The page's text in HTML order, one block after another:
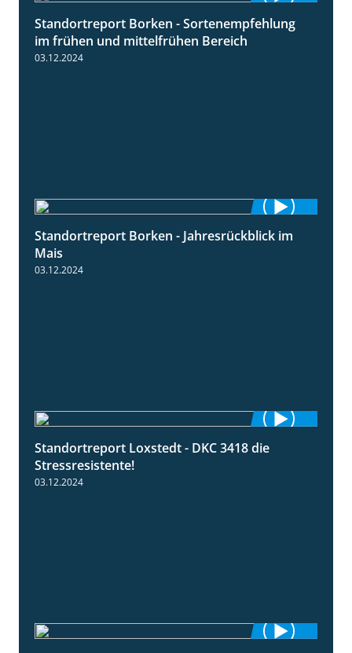
7:53
Standortreport Borken - Sortenempfehlung
im frühen und mittelfrühen Bereich
03.12.2024
4:26
Standortreport Borken - Jahresrückblick im
Mais
03.12.2024
1:04
Standortreport Loxstedt - DKC 3418 die
Stressresistente!
03.12.2024